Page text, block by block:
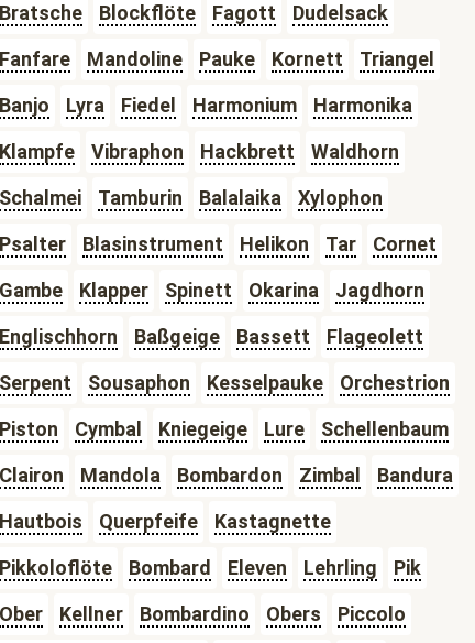
Bratsche
Blockflöte Fagott
Dudelsack
Fanfare
Mandoline Pauke Kornett
Triangel
Banjo
Lyra Fiedel Harmonium
Harmonika
Klampfe
Vibraphon Hackbrett
Waldhorn
Schalmei
Tamburin Balalaika
Xylophon
Psalter
Blasinstrument Helikon Tar
Cornet
Gambe
Klapper Spinett Okarina
Jagdhorn
Englischhorn
Baßgeige Bassett
Flageolett
Serpent
Sousaphon Kesselpauke
Orchestrion
Piston
Cymbal Kniegeige Lure
Schellenbaum
Clairon
Mandola Bombardon Zimbal
Bandura
Hautbois
Querpfeife
Kastagnette
Pikkoloflöte
Bombard Eleven Lehrling
Pik
Ober
Kellner Bombardino Obers Piccolo